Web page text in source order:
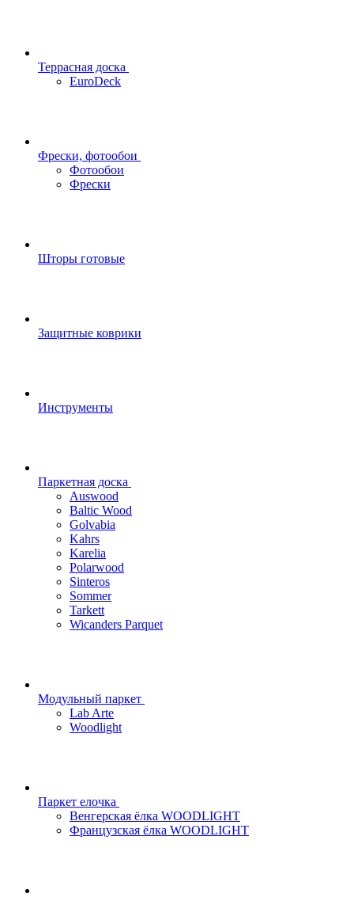
Террасная доска
EuroDeck
Фрески, фотообои
Фотообои
Фрески
Шторы готовые
Защитные коврики
Инструменты
Паркетная доска
Auswood
Baltic Wood
Golvabia
Kahrs
Karelia
Polarwood
Sinteros
Sommer
Tarkett
Wicanders Parquet
Модульный паркет
Lab Arte
Woodlight
Паркет елочка
Венгерская ёлка WOODLIGHT
Французская ёлка WOODLIGHT